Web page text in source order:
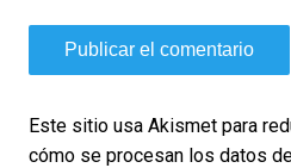
Este sitio usa Akismet para
cómo se procesan los datos